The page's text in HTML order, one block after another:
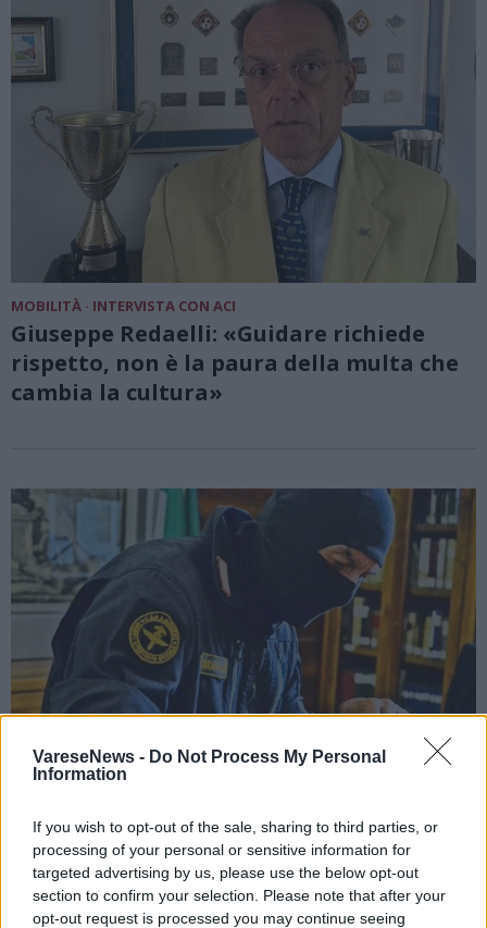
VareseNews - Do Not Process My Personal
Information
If you wish to opt-out of the sale, sharing to third parties, or
processing of your personal or sensitive information for
targeted advertising by us, please use the below opt-out
section to confirm your selection. Please note that after your
opt-out request is processed you may continue seeing
MOBILITÀ · INTERVISTA CON ACI
Giuseppe Redaelli: «Guidare richiede
rispetto, non è la paura della multa che
cambia la cultura»
LUTTI
È morto il Comandante Alfa, fondò i Gis
dei Carabinieri